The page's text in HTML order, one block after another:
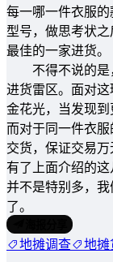
每一哪一件衣服
型号，做思考状
最佳的一家进货。
不得不说的是，
进货雷区。面对
金花光，当发现
而对于同一件衣
交货，保证交易万
有了上面介绍的
并不是特别多，
了。
地摊调查 地摊